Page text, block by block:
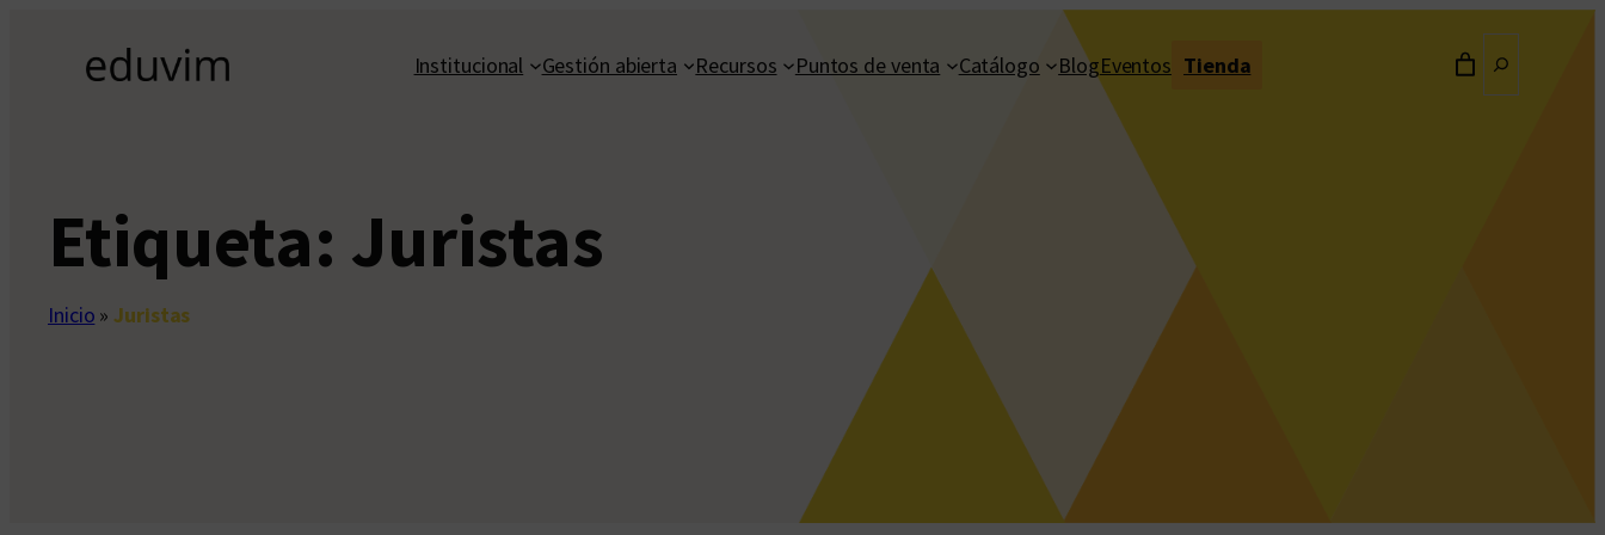
contenido
Institucional Gestión abierta Recursos Puntos de venta Catálogo BlogEventos Tienda
Etiqueta: Juristas
Inicio »Juristas